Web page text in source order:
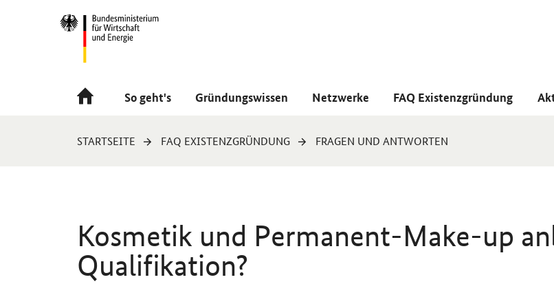
Navigation
Hauptmenü
So geht's Gründungswissen Netzwerke FAQ Existenzgründung
Sie
STARTSEITE FAQ EXISTENZGRÜNDUNG FRAGEN UND ANTWORTEN
Kosmetik und Permanent-Make-up
Qualifikation?